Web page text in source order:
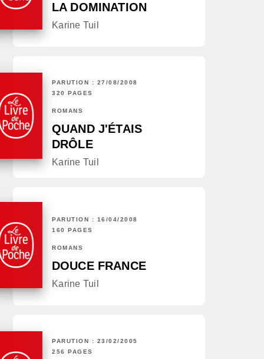
LA DOMINATION
Karine Tuil
PARUTION : 27/08/2008
320 PAGES
ROMANS
QUAND J'ÉTAIS
DRÔLE
Karine Tuil
PARUTION : 16/04/2008
160 PAGES
ROMANS
DOUCE FRANCE
Karine Tuil
PARUTION : 23/02/2005
256 PAGES